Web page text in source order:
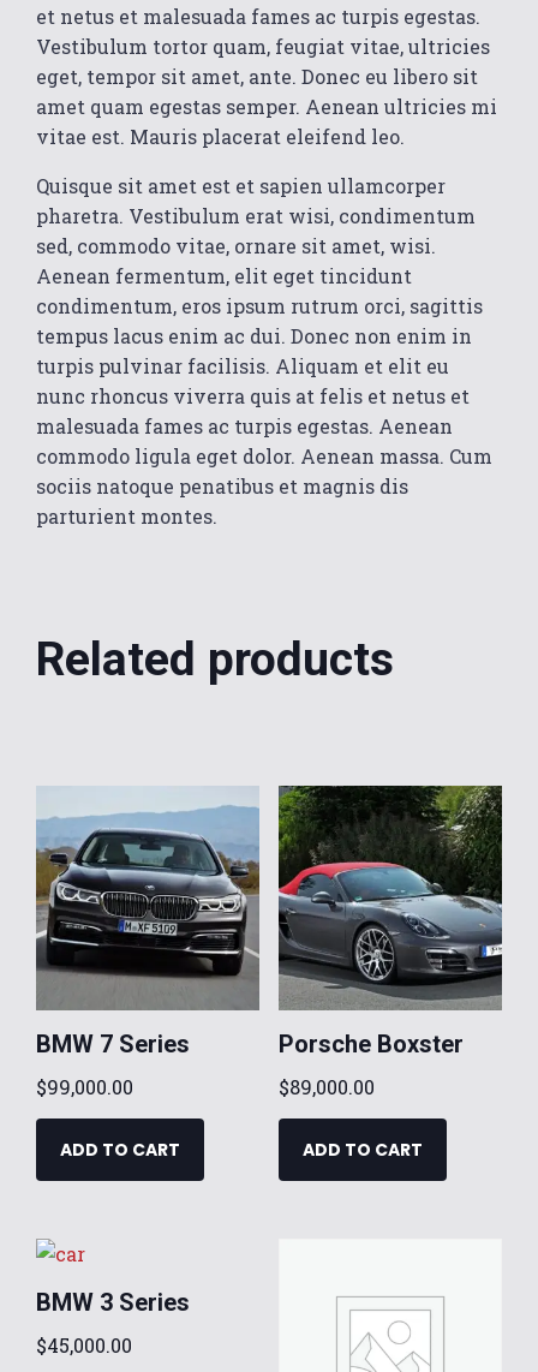
et netus et malesuada fames ac turpis egestas.
Vestibulum tortor quam, feugiat vitae, ultricies
eget, tempor sit amet, ante. Donec eu libero sit
amet quam egestas semper. Aenean ultricies mi
vitae est. Mauris placerat eleifend leo.
Quisque sit amet est et sapien ullamcorper
pharetra. Vestibulum erat wisi, condimentum
sed, commodo vitae, ornare sit amet, wisi.
Aenean fermentum, elit eget tincidunt
condimentum, eros ipsum rutrum orci, sagittis
tempus lacus enim ac dui. Donec non enim in
turpis pulvinar facilisis. Aliquam et elit eu
nunc rhoncus viverra quis at felis et netus et
malesuada fames ac turpis egestas. Aenean
commodo ligula eget dolor. Aenean massa. Cum
sociis natoque penatibus et magnis dis
parturient montes.
Related products
BMW 7 Series
$99,000.00
ADD TO CART
Porsche Boxster
$89,000.00
ADD TO CART
BMW 3 Series
$45,000.00